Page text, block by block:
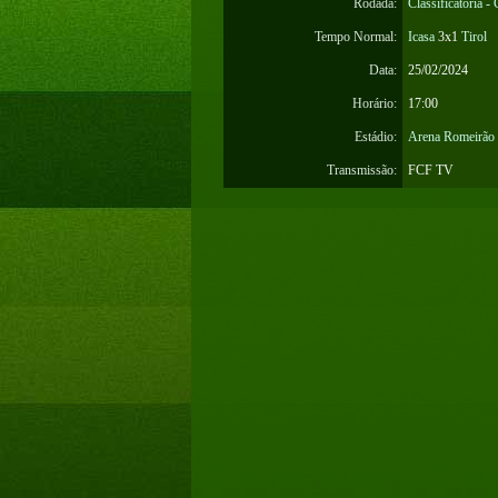
Rodada: Classificatória -
Tempo Normal: Icasa3x1 Tirol
Data: 25/02/2024
Horário: 17:00
Estádio: Arena Romeirão
Transmissão: FCF TV